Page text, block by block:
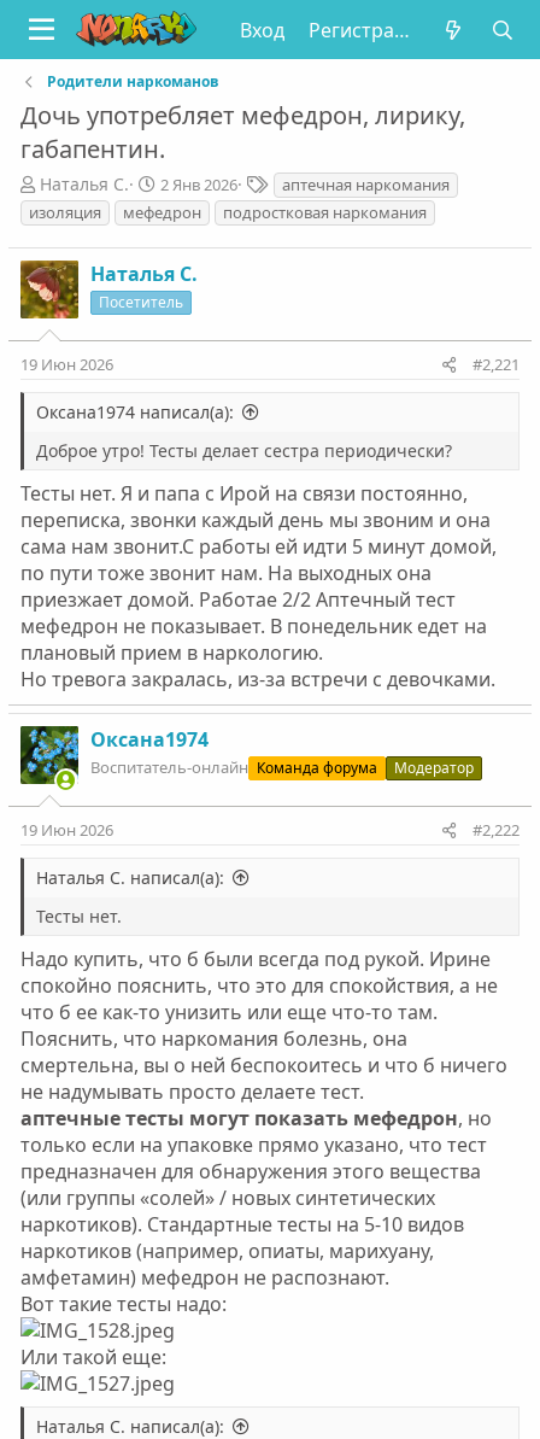
Вход Регистрация
Родители наркоманов
Дочь употребляет мефедрон, лирику,
габапентин.
А
в
т
о
р
т
е
м
ы
Наталья С.
Д
а
т
а
н
а
ч
а
2 Янв 2026
Т
е
г
и
аптечная наркомания
изоляция
мефедрон подростковая наркомания
Наталья С.
Посетитель
19 Июн 2026 #2,221
Оксана1974 написал(а):
Доброе утро! Тесты делает сестра периодически?
Тесты нет. Я и папа с Ирой на связи постоянно,
переписка, звонки каждый день мы звоним и она
сама нам звонит.С работы ей идти 5 минут домой,
по пути тоже звонит нам. На выходных она
приезжает домой. Работае 2/2 Аптечный тест
мефедрон не показывает. В понедельник едет на
плановый прием в наркологию.
Но тревога закралась, из-за встречи с девочками.
Оксана1974
Воспитатель-онлайн Команда форума Модератор
19 Июн 2026 #2,222
Наталья С. написал(а):
Тесты нет.
Надо купить, что б были всегда под рукой. Ирине
спокойно пояснить, что это для спокойствия, а не
что б ее как-то унизить или еще что-то там.
Пояснить, что наркомания болезнь, она
смертельна, вы о ней беспокоитесь и что б ничего
не надумывать просто делаете тест.
аптечные тесты могут показать мефедрон, но
только если на упаковке прямо указано, что тест
предназначен для обнаружения этого вещества
(или группы «солей» / новых синтетических
наркотиков). Стандартные тесты на 5-10 видов
наркотиков (например, опиаты, марихуану,
амфетамин) мефедрон не распознают.
Вот такие тесты надо:
Или такой еще:
Наталья С. написал(а):